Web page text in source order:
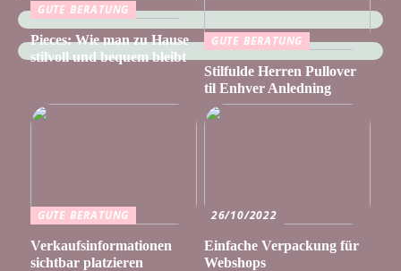
GUTE BERATUNG
Pieces: Wie man zu Hause
stilvoll und bequem bleibt
GUTE BERATUNG
Stilfulde Herren Pullover
til Enhver Anledning
GUTE BERATUNG
Verkaufsinformationen
sichtbar platzieren
26/10/2022
Einfache Verpackung für
Webshops